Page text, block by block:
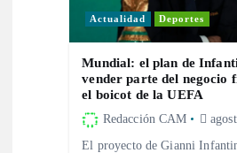
Actualidad Deportes
Mundial: el plan de
vender parte del negocio
el boicot de la UEFA
Redacción CAM
El proyecto de Gianni